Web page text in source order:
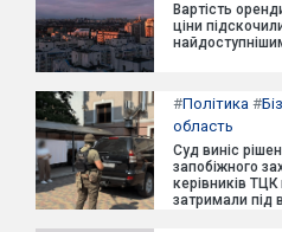
Вартість
ціни
#Політика #
область
Суд виніс
запобіжного
керівників ТЦК
затримали під